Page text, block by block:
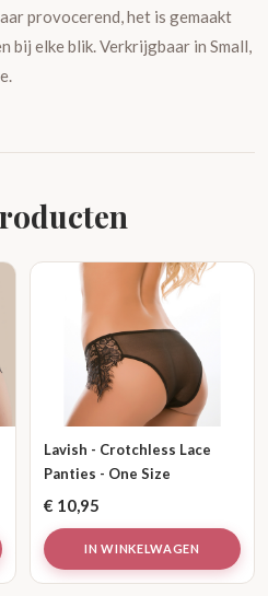
provocerend, het is gemaakt
bij elke blik. Verkrijgbaar in Small,
Lavish - Crotchless Lace
Panties - One Size
€ 10,95
IN WINKELWAGEN